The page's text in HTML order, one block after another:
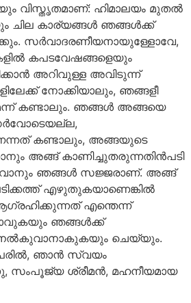
വിസ്തൃതമാണ്: ഹിമാലയം മുതല്‍
ചില കാര്യങ്ങള്‍ ഞങ്ങള്‍ക്ക്
സര്‍വാദരണീയനായുള്ളോവേ,
കപടവേഷങ്ങളെയും
അറിവുള്ള അവിടുന്ന്
നോക്കിയാലും, ഞങ്ങളീ
കണ്ടാലും. ഞങ്ങള്‍ അങ്ങയെ
ഗര്‍വോടെയല്ല,
കണ്ടാലും, അങ്ങയുടെ
അങ്ങ് കാണിച്ചുതരുന്നതിന്‍പടി
ഞങ്ങള്‍ സജ്ജരാണ്. അങ്ങ്
എഴുതുകയാണെങ്കില്‍
എന്തെന്ന്
ഞങ്ങള്‍ക്ക്
ചെയ്യും.
ഞാന്‍ സ്വയം
സംപൂജ്യ ശ്രീമന്‍, മഹനീയമായ